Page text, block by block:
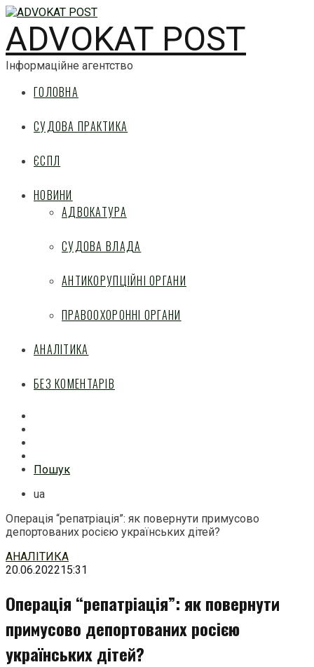
ADVOKAT POST
Інформаційне агентство
ГОЛОВНА
СУДОВА ПРАКТИКА
ЄСПЛ
НОВИНИ
АДВОКАТУРА
СУДОВА ВЛАДА
АНТИКОРУПЦІЙНІ ОРГАНИ
ПРАВООХОРОННІ ОРГАНИ
АНАЛІТИКА
БЕЗ КОМЕНТАРІВ
Пошук
ua
Операція “репатріація”: як повернути примусово
депортованих росією українських дітей?
Перейти
до
АНАЛІТИКА
20.06.202215:31
Операція “репатріація”: як повернути
примусово депортованих росією
українських дітей?